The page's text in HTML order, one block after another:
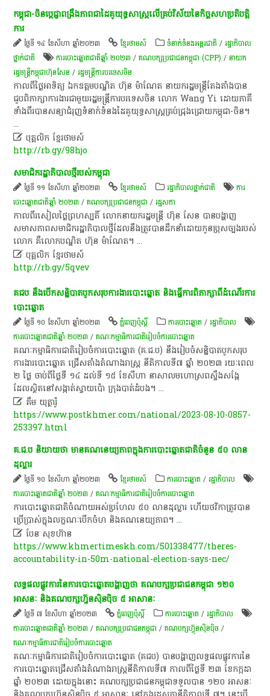
កម្ពុជា​-​ចិន​ប្តេជ្ញា​ពង្រឹង​ភាព​ជា​ដៃគូ​យុទ្ធសាស្ត្រ​លើ​គ្រប់​វិស័យ​នៃ​កិច្ច​សហប្រតិបត្តិ
ការ​
ថ្ងៃទី ១៤ ខែសីហា ឆ្នាំ២០២៣ ខ្មែរថាមស៍ ទំនាក់ទំនងអន្តរជាតិ /រដ្ឋាភិបាល
ថ្នាក់ជាតិ
ការបោះឆ្នោតជាតិឆ្នាំ ២០២៣ /គណបក្សប្រជាជនកម្ពុជា (CPP) /នាយក
រដ្ឋមន្រ្តីកម្ពុជាហ៊ុនសែន /រដ្ឋមន្ត្រី​ការបរទេស​ចិន
កាលពី​ថ្ងៃអាទិត្យ​ ឯកឧត្តម​បណ្ឌិត​ ហ៊ុន​ ម៉ា​ណែ​ត​ នាយក​រដ្ឋមន្ត្រី​តែងតាំង​បាន​
ជួប​ពិភាក្សា​ការងារ​ជាមួយ​រដ្ឋមន្ត្រី​ការ​បរទេស​ចិន​ លោក​ Wang​ Yi​ ដោយ​ភាគី​
ទាំង​ពីរ​បាន​សន្យា​ជំរុញ​ទំនាក់ទំនង​ដៃគូ​យុទ្ធសាស្ត្រ​គ្រប់​ជ្រុងជ្រោយ​កម្ពុជា​-​ចិន​។​
...
 បុគ្គលិក​ ខ្មែរ​ថា​ម​ស៍​
http://rb.gy/98hjo
សមាជិក​រដ្ឋាភិបាល​ថ្មី​របស់​កម្ពុជា​
ថ្ងៃទី ១១ ខែសីហា ឆ្នាំ២០២៣ ខ្មែរថាមស៍ រដ្ឋាភិបាលថ្នាក់ជាតិ
ការ
បោះឆ្នោតជាតិឆ្នាំ ២០២៣ /គណបក្សប្រជាជនកម្ពុជា /រដ្ឋសភា
កាលពី​រសៀល​ថ្ងៃ​ព្រហស្បតិ៍​ លោកនាយក​រដ្ឋមន្ត្រី​ ហ៊ុន​ សែន​ បាន​បង្ហាញ​
សមាសភាព​សមាជិក​រដ្ឋាភិបាល​ថ្មី​ដែល​នឹង​ត្រូវ​បាន​ដឹកនាំ​ដោយ​កូនប្រុស​ច្បង​របស់​
លោក​ គឺ​លោក​បណ្ឌិត​ ហ៊ុន​ ម៉ា​ណែ​ត​។​...
 បុគ្គលិក​ ខ្មែរ​ថា​ម​ស៍​
http://rb.gy/5qvev
គជប នឹង​បើក​សន្និបាត​បូកសរុប​ការងារ​បោះឆ្នោត និង​ធ្វើការ​ពិភាក្សា​ពី​ដំណើរការ​
បោះឆ្នោត​
ថ្ងៃទី ១០ ខែសីហា ឆ្នាំ២០២៣ ភ្នំពេញប៉ុស្តិ៍ ការបោះឆ្នោត /រដ្ឋាភិបាល
ការបោះឆ្នោតជាតិឆ្នាំ ២០២៣ /គណៈកម្មាធិការជាតិរៀបចំការបោះឆ្នោត
គណៈកម្មាធិកា​រ​ជាតិ​រៀបចំ​ការបោះឆ្នោត (​គ​.​ជ​.​ប​) នឹង​រៀបចំ​សន្និបាត​បូកសរុប​
ការងារ​បោះឆ្នោត ជ្រើសតាំង​តំណាងរាស្ត្រ នីតិកាល​ទី​៧ ឆ្នាំ​ ២០២៣ រយៈពេល
២ ថ្ងៃ ចាប់ពី​ថ្ងៃទី​ ១៤ ដល់ទី​ ១៥ ខែសីហា នា​សាល​​មហោស្រព​ស្ទឹង​សង្កែ
ដែល​ស្ថិតនៅ​សង្កាត់​ស្វាយប៉ោ ក្រុង​បាត់ដំបង​។...
 គឹម យុត្ថារ៉ូ
https://www.postkhmer.com/national/2023-08-10-0857-
253397.html
​គ​.​ជ​.​ប​ និយាយ​ថា​ មាន​គណនេយ្យ​ភាព​ក្នុង​ការ​បោះ​ឆ្នោតជាតិ​ចំនួន​ ៥០​ លាន​
ដុល្លារ​
ថ្ងៃទី ១០ ខែសីហា ឆ្នាំ២០២៣ ខ្មែរថាមស៍ ការបោះឆ្នោត /រដ្ឋាភិបាល
ការបោះឆ្នោតជាតិឆ្នាំ ២០២៣ /គណៈកម្មាធិការជាតិរៀបចំការបោះឆ្នោត
​ការ​បោះ​ឆ្នោតជាតិ​ចំណាយ​អស់​ប្រហែល​ ៥០​ លាន​ដុល្លារ​ ហើយ​ថវិកា​ត្រូវ​បាន​
ប្រើប្រាស់​ក្នុង​លក្ខណៈ​បើកចំហ​ និង​គណនេយ្យ​ភាព​។​...
 បែន​ សុខហ៊ាន
https://www.khmertimeskh.com/501338477/theres-
accountability-in-50m-national-election-says-nec/
លទ្ធផល​ផ្លូវការ​នៃ​ការបោះឆ្នោត​បង្ហាញថា គណបក្ស​ប្រជាជន​កម្ពុជា ១២០
អាសនៈ និង​គណបក្ស​ហ្វ៊ុនស៊ិនប៉ិច ៥ អាសា​នៈ
ថ្ងៃទី ៧ ខែសីហា ឆ្នាំ២០២៣ ភ្នំពេញប៉ុស្តិ៍ ការបោះឆ្នោត /រដ្ឋាភិបាល
ការបោះឆ្នោតជាតិឆ្នាំ ២០២៣ /គណបក្សប្រជាជនកម្ពុជា /​គណបក្ស​ហ៊្វុនស៊ិនប៉ិច /
គណៈកម្មាធិការជាតិរៀបចំការបោះឆ្នោត
គណៈកម្មាធិការ​ជាតិ​រៀបចំ​ការបោះឆ្នោត (​គជប​) បានបង្ហាញ​លទ្ធផល​ផ្លូវការ​នៃ​
ការបោះឆ្នោត​ជ្រើសតាំង​តំណាងរាស្ត្រ​នីតិកាល​ទី៧ កាលពី​ថ្ងៃទី ២៣ ខែកក្កដា
ឆ្នាំ ២០២៣ ដោយ​ក្នុងនោះ គណបក្ស​ប្រជាជន​កម្ពុជា​ទទួលបាន ១២០ អាសនៈ